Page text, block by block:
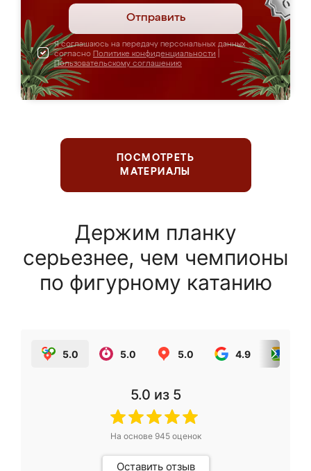
Отправить
Я соглашаюсь на передачу персональных данных
согласно Политике конфиденциальности
Пользовательскому соглашению
ПОСМОТРЕТЬ
МАТЕРИАЛЫ
Держим планку
серьезнее, чем чемпионы
по фигурному катанию
5.0 5.0 5.0 4.9
5.0 из 5
На основе 945оценок
Оставить отзыв